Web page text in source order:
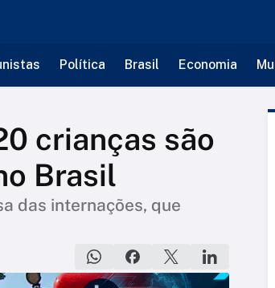
Política Brasil Economia
crianças são
Brasil
das internações, que